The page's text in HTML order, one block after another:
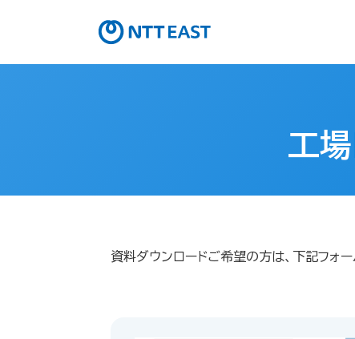
工
資料ダウンロードご希望の方は、下記フォ